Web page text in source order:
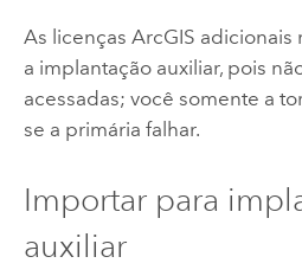
As licenças ArcGIS adicionais
a implantação auxiliar, pois
acessadas; você somente a
se a primária falhar.
Importar para
auxiliar